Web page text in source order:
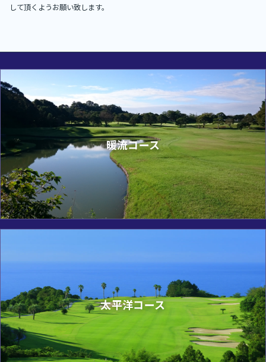
して頂くようお願い致します。
暖流コース
太平洋コース